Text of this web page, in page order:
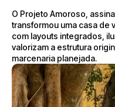
O Projeto Amoroso,
transformou uma casa de
com layouts integrados,
valorizam a estrutura
marcenaria planejada.